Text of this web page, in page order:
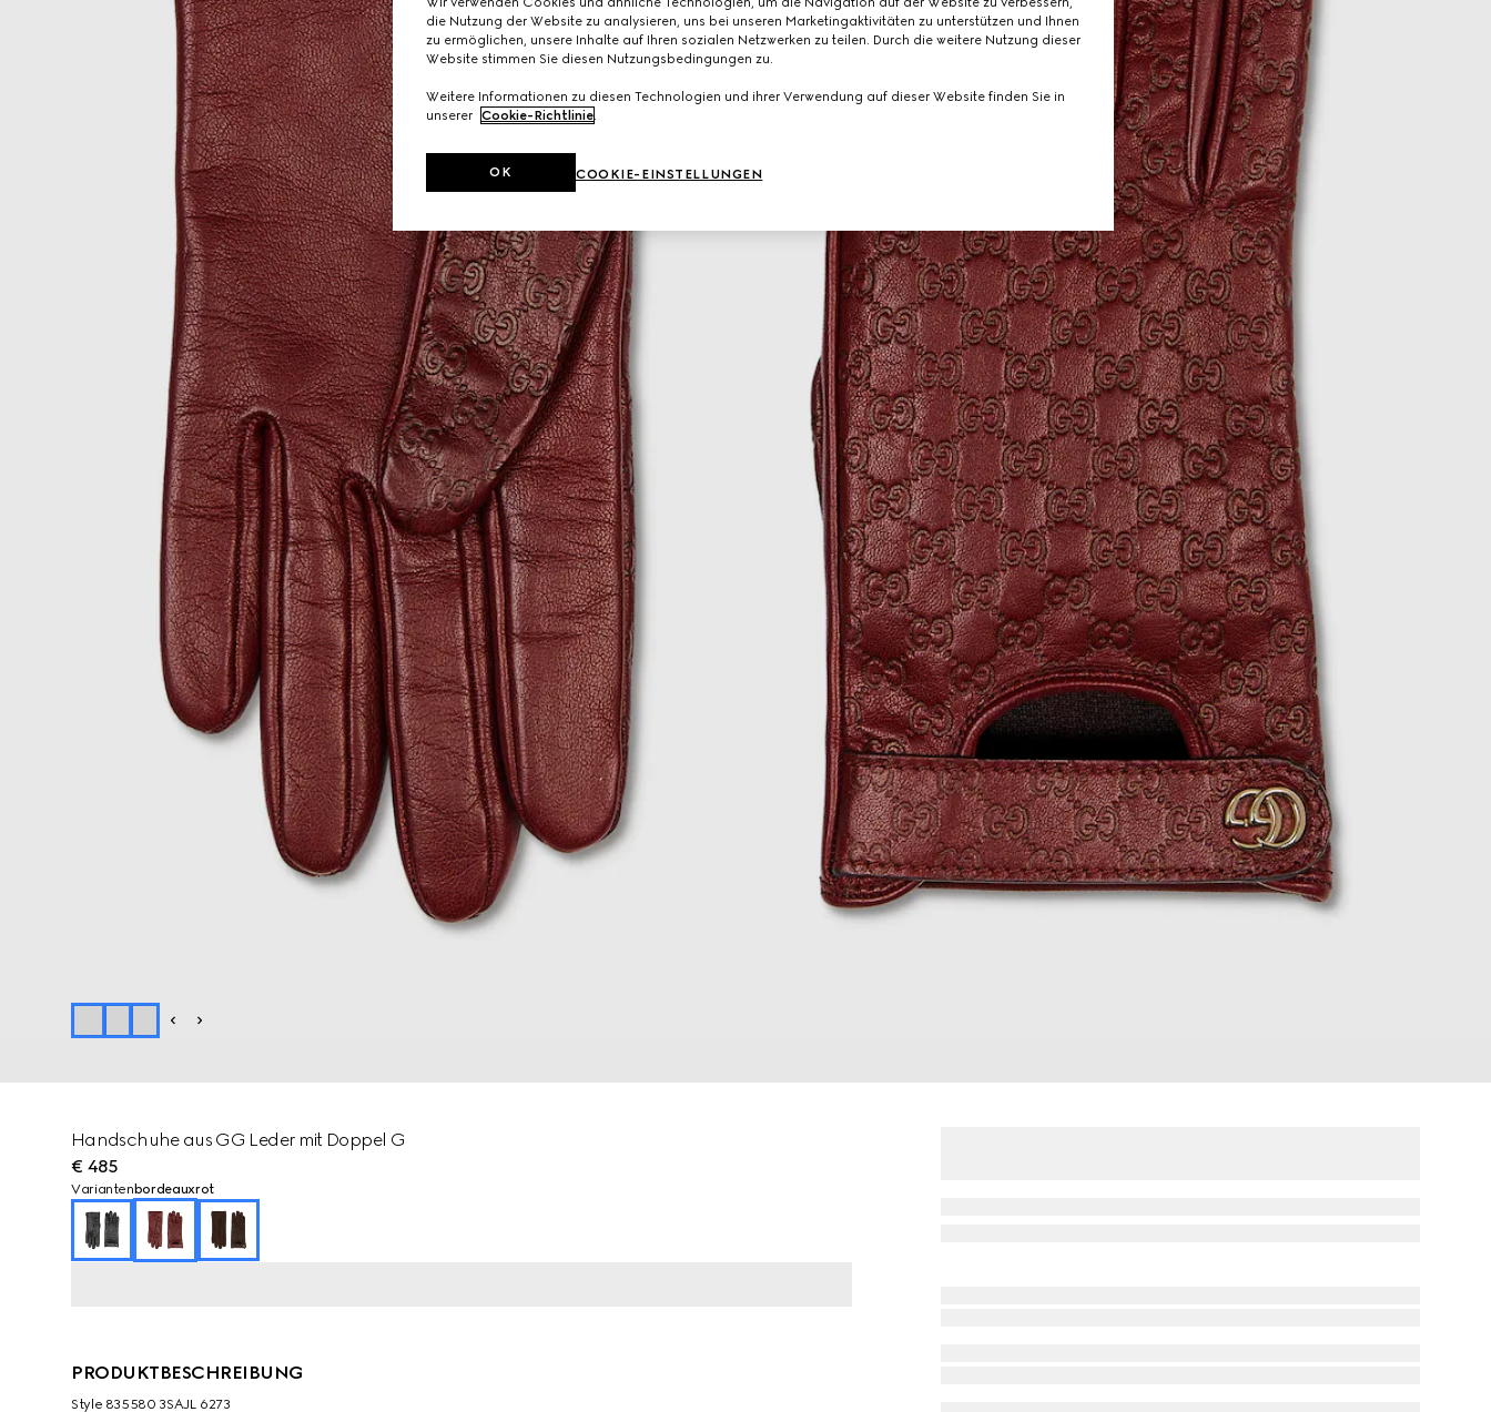
Handschuhe aus GG Leder mit Doppel G
€ 485
Varianten bordeauxrot
PRODUKTBESCHREIBUNG
Style ‎835580 3SAJL 6273
die Nutzung der Website zu analysieren, uns bei unseren Marketingaktivitäten zu unterstützen und Ihnen
zu ermöglichen, unsere Inhalte auf Ihren sozialen Netzwerken zu teilen. Durch die weitere Nutzung dieser
Website stimmen Sie diesen Nutzungsbedingungen zu.
Weitere Informationen zu diesen Technologien und ihrer Verwendung auf dieser Website finden Sie in
unserer Cookie-Richtlinie
COOKIE-EINSTELLUNGEN
OK